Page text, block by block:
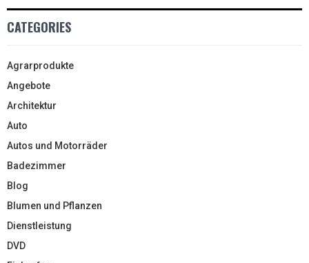
CATEGORIES
Agrarprodukte
Angebote
Architektur
Auto
Autos und Motorräder
Badezimmer
Blog
Blumen und Pflanzen
Dienstleistung
DVD